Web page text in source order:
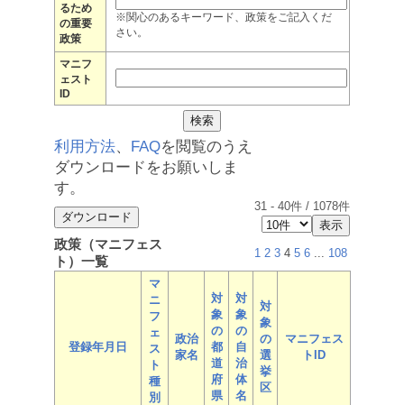
るため
の重要
政策
※関心のあるキーワード、政策をご記入くだ
さい。
マニフ
ェスト
ID
利用方法、 FAQを閲覧のうえ
ダウンロードをお願いしま
す。
31 - 40件 / 1078件
政策（マニフェス
ト）一覧
1 2 3 4 5 6 ... 108
登録年月日
マ
ニ
フ
ェ
ス
ト
種
別
政治
家名
対
象
の
都
道
府
県
対
象
の
自
治
体
名
対
象
の
選
挙
区
マニフェス
トID